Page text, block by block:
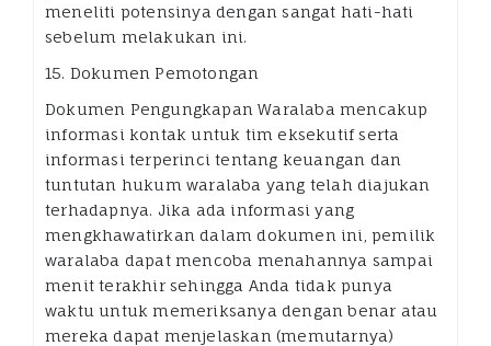
meneliti potensinya dengan sangat hati-hati
sebelum melakukan ini.
15. Dokumen Pemotongan
Dokumen Pengungkapan Waralaba mencakup
informasi kontak untuk tim eksekutif serta
informasi terperinci tentang keuangan dan
tuntutan hukum waralaba yang telah diajukan
terhadapnya. Jika ada informasi yang
mengkhawatirkan dalam dokumen ini, pemilik
waralaba dapat mencoba menahannya sampai
menit terakhir sehingga Anda tidak punya
waktu untuk memeriksanya dengan benar atau
mereka dapat menjelaskan (memutarnya)